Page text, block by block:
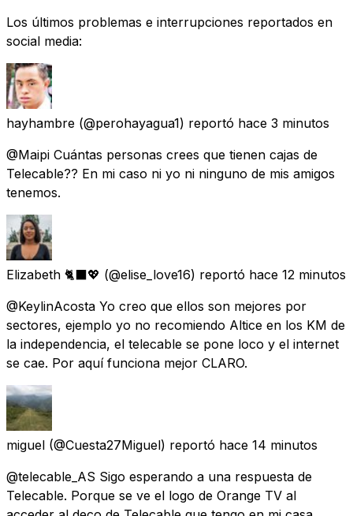
Los últimos problemas e interrupciones reportados en
social media:
hayhambre (@perohayagua1) reportó hace 3 minutos
@Maipi Cuántas personas crees que tienen cajas de
Telecable?? En mi caso ni yo ni ninguno de mis amigos
tenemos.
Elizabeth 🐈‍⬛💖 (@elise_love16) reportó hace 12 minutos
@KeylinAcosta Yo creo que ellos son mejores por
sectores, ejemplo yo no recomiendo Altice en los KM de
la independencia, el telecable se pone loco y el internet
se cae. Por aquí funciona mejor CLARO.
miguel (@Cuesta27Miguel) reportó hace 14 minutos
@telecable_AS Sigo esperando a una respuesta de
Telecable. Porque se ve el logo de Orange TV al